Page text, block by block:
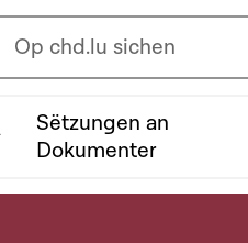
l'écran de recherche
Op chd.lu sichen
Sëtzungen an
Dokumenter